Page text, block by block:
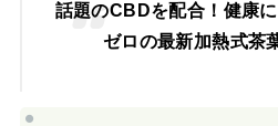
話題のCBDを配合！健康
ゼロの最新加熱式茶